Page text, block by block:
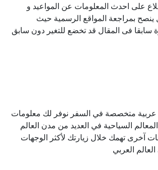
على احدث المعلومات عن المواعيد و
ينصح بمراجعة المواقع الرسمية حيث
سابقا فى المقال قد تخضع للتغير دون سابق
عربية متخصصة في السفر نوفر لك معلومات
السياحية في العديد من مدن العالم
آخرى تهمك خلال زيارتك لأكثر الوجهات
العربي